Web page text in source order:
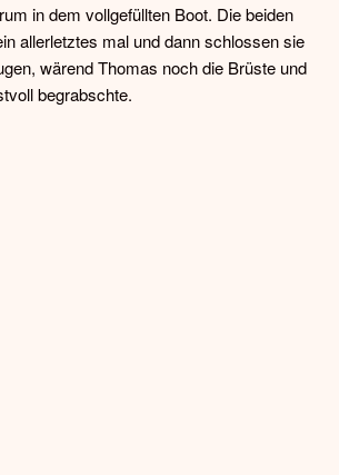
in dem vollgefüllten Boot. Die beiden
allerletztes mal und dann schlossen sie
wärend Thomas noch die Brüste und
begrabschte.